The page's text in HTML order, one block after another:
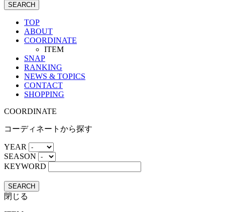
SEARCH
TOP
ABOUT
COORDINATE
ITEM
SNAP
RANKING
NEWS & TOPICS
CONTACT
SHOPPING
COORDINATE
コーディネートから探す
YEAR
SEASON
KEYWORD
SEARCH
閉じる